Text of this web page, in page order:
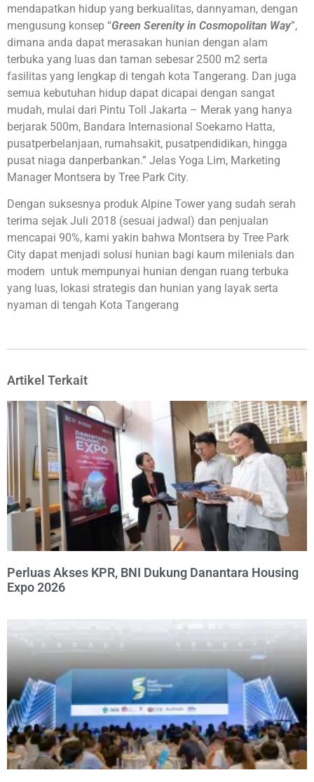
mendapatkan hidup yang berkualitas, dannyaman, dengan
mengusung konsep “Green Serenity in Cosmopolitan Way”,
dimana anda dapat merasakan hunian dengan alam
terbuka yang luas dan taman sebesar 2500 m2 serta
fasilitas yang lengkap di tengah kota Tangerang. Dan juga
semua kebutuhan hidup dapat dicapai dengan sangat
mudah, mulai dari Pintu Toll Jakarta – Merak yang hanya
berjarak 500m, Bandara Internasional Soekarno Hatta,
pusatperbelanjaan, rumahsakit, pusatpendidikan, hingga
pusat niaga danperbankan.” Jelas Yoga Lim, Marketing
Manager Montsera by Tree Park City.
Dengan suksesnya produk Alpine Tower yang sudah serah
terima sejak Juli 2018 (sesuai jadwal) dan penjualan
mencapai 90%, kami yakin bahwa Montsera by Tree Park
City dapat menjadi solusi hunian bagi kaum milenials dan
modern untuk mempunyai hunian dengan ruang terbuka
yang luas, lokasi strategis dan hunian yang layak serta
nyaman di tengah Kota Tangerang
Artikel Terkait
Perluas Akses KPR, BNI Dukung Danantara Housing
Expo 2026